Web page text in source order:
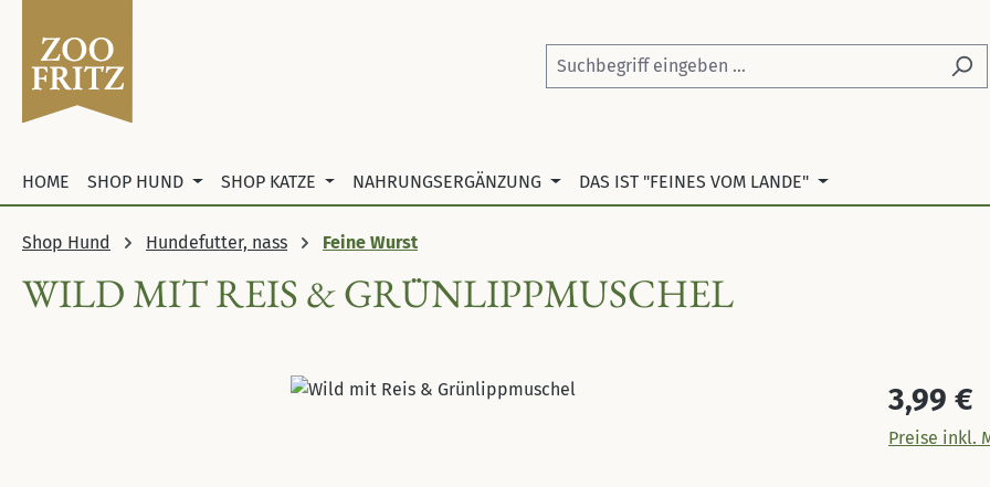
HOME SHOP HUND SHOP KATZE NAHRUNGSERGÄNZUNG DAS IST "FEINES VOM LANDE"
Shop Hund Hundefutter, nass Feine Wurst
WILD MIT REIS & GRÜNLIPPMUSCHEL
Regulärer
3,99 €
Preise inkl.